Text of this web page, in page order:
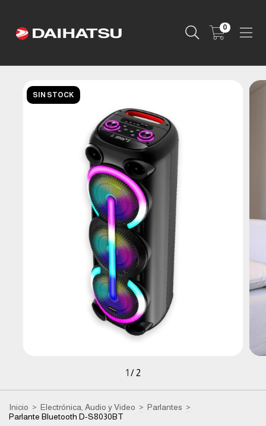
0
SIN STOCK
1 /2
Inicio > Electrónica, Audio y Video > Parlantes >
Parlante Bluetooth D-S8030BT